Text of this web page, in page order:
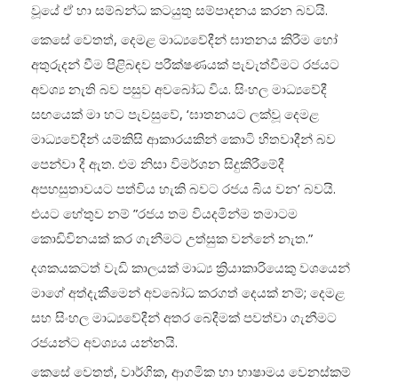
වූයේ ඒ හා සම්බන්ධ කටයුතු සම්පාදනය කරන බවයි.
කෙසේ වෙතත්, දෙමළ මාධ්‍යවේදීන් ඝාතනය කිරීම හෝ
අතුරුදන් වීම පිළිබඳව පරීක්ෂණයක් පැවැත්වීමට රජයට
අවශ්‍ය නැති බව පසුව අවබෝධ විය. සිංහල මාධ්‍යවේදී
සඟයෙක් මා හට පැවසුවේ, ‘ඝාතනයට ලක්වූ දෙමළ
මාධ්‍යවේදීන් යම්කිසි ආකාරයකින් කොටි හිතවාදීන් බව
පෙන්වා දී ඇත. එම නිසා විමර්ශන සිදුකිරීමේදී
අපහසුතාවයට පත්විය හැකි බවට රජය බිය වන’ බවයි.
එයට හේතුව නම් ”‍රජය තම වියදමින්ම තමාටම
කොඩිවිනයක් කර ගැනීමට උත්සුක වන්නේ නැත.”‍
දශකයකටත් වැඩි කාලයක් මාධ්‍ය ක්‍රියාකාරියෙකු වශයෙන්
මාගේ අත්දැකීමෙන් අවබෝධ කරගත් දෙයක් නම්; දෙමළ
සහ සිංහල මාධ්‍යවේදීන් අතර බෙදීමක් පවත්වා ගැනීමට
රජයන්ට අවශ්‍යය යන්නයි.
කෙසේ වෙතත්, වාර්ගික, ආගමික හා භාෂාමය වෙනස්කම්